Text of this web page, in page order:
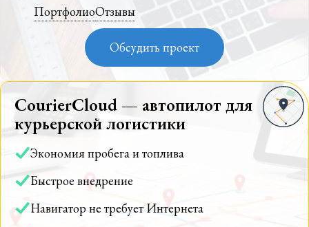
ПортфолиоОтзывы
Обсудить проект
CourierCloud — автопилот для
курьерской логистики
Экономия пробега и топлива
Быстрое внедрение
Навигатор не требует Интернета